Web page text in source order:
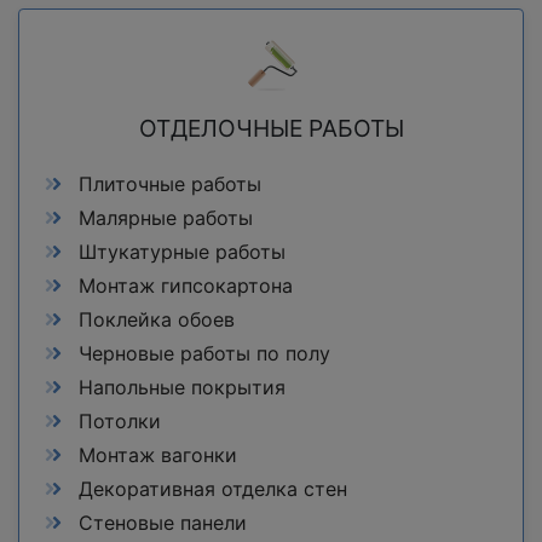
ОТДЕЛОЧНЫЕ РАБОТЫ
Плиточные работы
Малярные работы
Штукатурные работы
Монтаж гипсокартона
Поклейка обоев
Черновые работы по полу
Напольные покрытия
Потолки
Монтаж вагонки
Декоративная отделка стен
Стеновые панели